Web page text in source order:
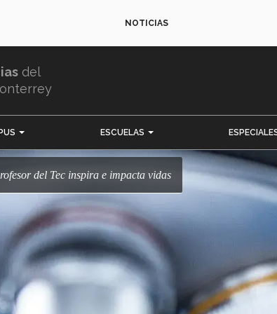
NOTICIAS
del
ESCUELAS
del Tec inspira e impacta vidas